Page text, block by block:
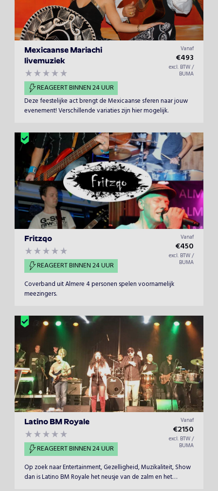
Mexicaanse Mariachi
livemuziek
REAGEERT BINNEN 24 UUR
Vanaf
€493
excl. BTW /
BUMA
Deze feestelijke act brengt de Mexicaanse sferen naar jouw
evenement! Verschillende variaties zijn hier mogelijk.
Fritzqo
REAGEERT BINNEN 24 UUR
Vanaf
€450
excl. BTW /
BUMA
Coverband uit Almere 4 personen spelen voornamelijk
meezingers.
Latino BM Royale
REAGEERT BINNEN 24 UUR
Vanaf
€2150
excl. BTW /
BUMA
Op zoek naar Entertainment, Gezelligheid, Muzikaliteit, Show
dan is Latino BM Royale het neusje van de zalm en het